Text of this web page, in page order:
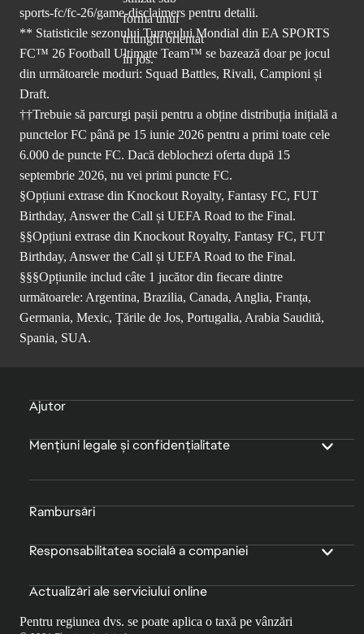
sports-fc/fc-26/game-disclaimers pentru detalii.
** Statisticile sezonului Turneului Mondial din EA SPORTS
FC™ 26 Football Ultimate Team™ se bazează doar pe jocul
din următoarele moduri: Squad Battles, Rivali, Campioni și
Draft.
††Trebuie să parcurgi pașii pentru a obține distribuția inițială a
punctelor FC până pe 15 iunie 2026 pentru a primi toate cele
6.000 de puncte FC. Dacă deblochezi oferta după 15
septembrie 2026, nu vei primi puncte FC.
§Opțiuni extrase din Knockout Royalty, Fantasy FC, FUT
Birthday, Answer the Call și UEFA Road to the Final.
§§Opțiuni extrase din Knockout Royalty, Fantasy FC, FUT
Birthday, Answer the Call și UEFA Road to the Final.
§§§Opțiunile includ câte 1 jucător din fiecare dintre
următoarele: Argentina, Brazilia, Canada, Anglia, Franța,
Germania, Mexic, Țările de Jos, Portugalia, Arabia Saudită,
Spania, SUA.
Ajutor
Mențiuni legale și confidențialitate
Rambursări
Responsabilitatea socială a companiei
Actualizări ale serviciului online
Pentru regiunea dvs. se poate aplica o taxă pe vânzări